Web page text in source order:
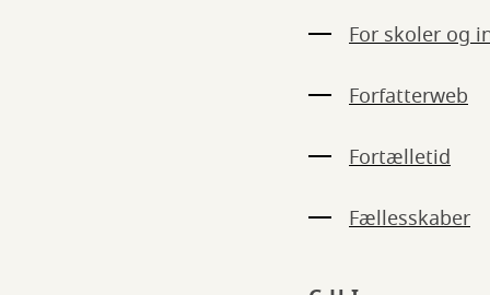
For skoler og
Forfatterweb
Fortælletid
Fællesskaber